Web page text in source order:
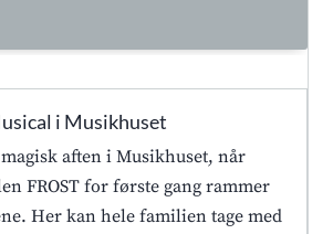
i Musikhuset
aften i Musikhuset, når
FROST for første gang rammer
Her kan hele familien tage med